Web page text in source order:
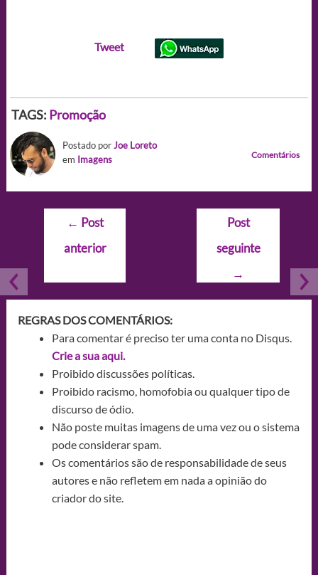
Tweet
TAGS: Promoção
Postado porJoe Loreto
em Imagens Comentários
Navegação
Post
← Post
anterior
Post
seguinte
→
REGRAS DOS COMENTÁRIOS:
Para comentar é preciso ter uma conta no Disqus.
Crie a sua aqui.
Proibido discussões políticas.
Proibido racismo, homofobia ou qualquer tipo de
discurso de ódio.
Não poste muitas imagens de uma vez ou o sistema
pode considerar spam.
Os comentários são de responsabilidade de seus
autores e não refletem em nada a opinião do
criador do site.